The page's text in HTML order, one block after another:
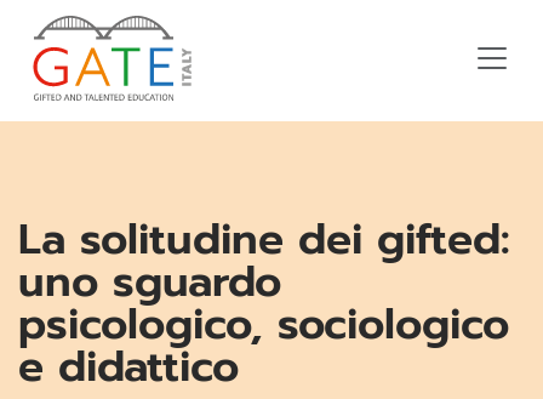
La solitudine dei gifted:
uno sguardo
psicologico, sociologico
e didattico